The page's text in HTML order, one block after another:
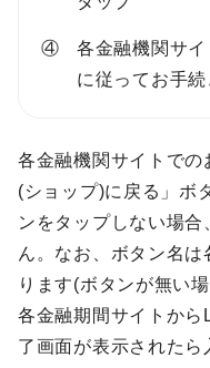
各金融機関サ
に従ってお手続
各金融機関サイトで
(ショップ)に戻る」ボ
ンをタップしない場
ん。なお、ボタン名
ります(ボタンが無い
各金融期間サイトか
了画面が表示されたら